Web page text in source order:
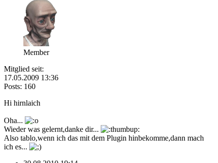
Member
Mitglied seit:
17.05.2009 13:36
Posts: 160
Hi hirnlaich
Oha...
Wieder was gelernt,danke dir...
Also tablo,wenn ich das mit dem Plugin hinbekomme,dann mach
ich es...